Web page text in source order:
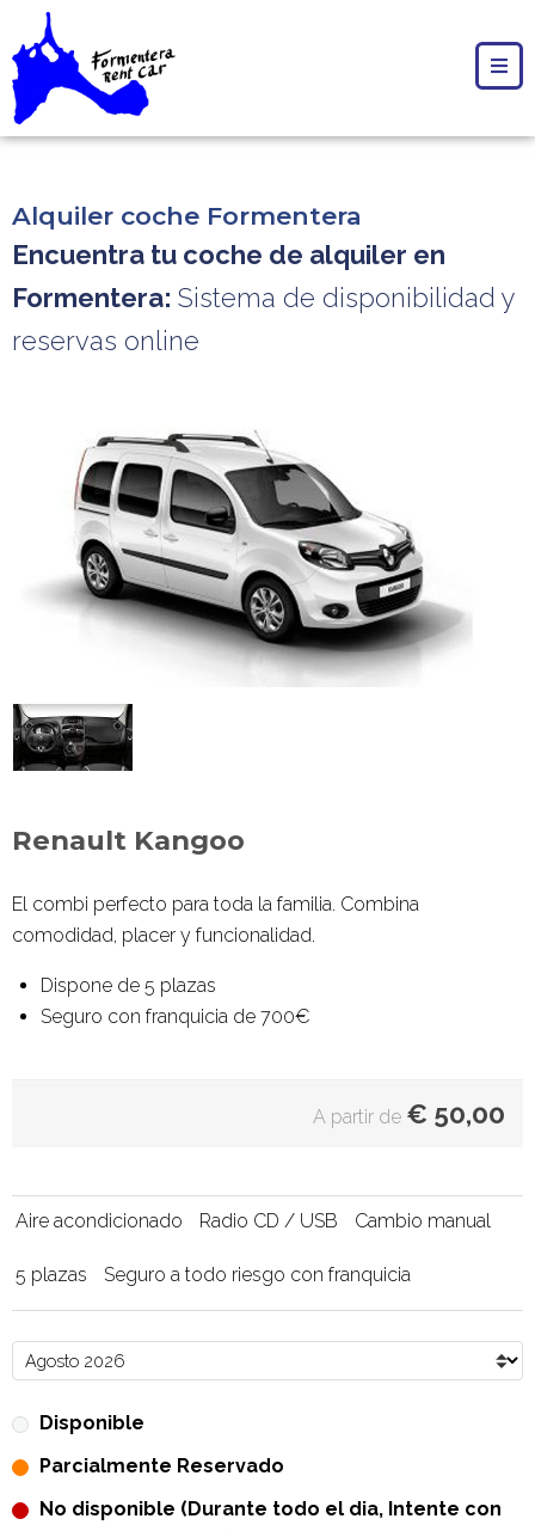
Alquiler coche Formentera
Encuentra tu coche de alquiler en
Formentera: Sistema de disponibilidad y
reservas online
Renault Kangoo
El combi perfecto para toda la familia. Combina
comodidad, placer y funcionalidad.
Dispone de 5 plazas
Seguro con franquicia de 700€
A partir de € 50,00
Aire acondicionado Radio CD / USB Cambio manual
5 plazas Seguro a todo riesgo con franquicia
Disponible
Parcialmente Reservado
No disponible (Durante todo el dia, Intente con